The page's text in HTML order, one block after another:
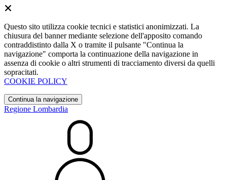
Questo sito utilizza cookie tecnici e statistici anonimizzati. La
chiusura del banner mediante selezione dell'apposito comando
contraddistinto dalla X o tramite il pulsante "Continua la
navigazione" comporta la continuazione della navigazione in
assenza di cookie o altri strumenti di tracciamento diversi da quelli
sopracitati.
COOKIE POLICY
Continua la navigazione
Regione Lombardia